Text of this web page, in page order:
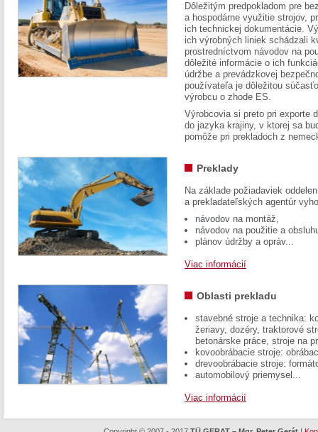
Dôležitým predpokladom pre
a hospodárne využitie strojov,
ich technickej dokumentácie.
ich výrobných liniek schádzali
prostredníctvom návodov na
dôležité informácie o ich
údržbe a prevádzkovej
používateľa je dôležitou
výrobcu o zhode ES.
Výrobcovia si preto pri exporte
do jazyka krajiny, v ktorej sa
pomôže pri prekladoch z
Preklady
Na základe požiadaviek
a prekladateľských agentúr
návodov na montáž,
návodov na použitie a
plánov údržby a opráv...
Viac informácií
Oblasti prekladu
stavebné stroje a technika:
žeriavy, dozéry, traktorové
betonárske práce, stroje na
kovoobrábacie stroje:
drevoobrábacie stroje:
automobilový priemysel...
Viac informácií